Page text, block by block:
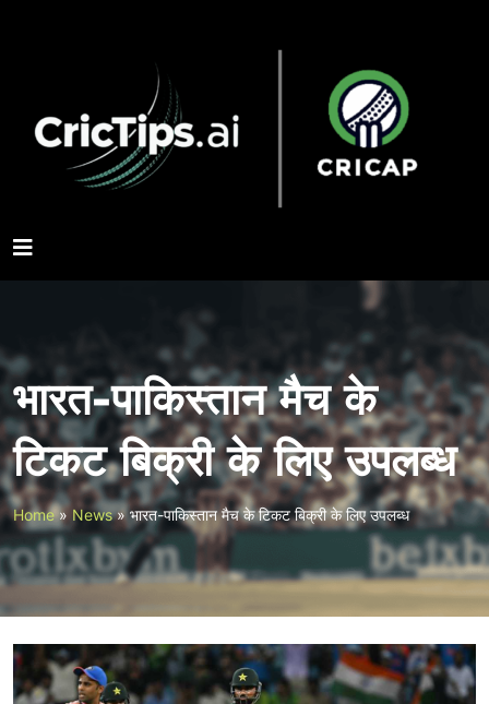
भारत-पाकिस्तान मैच के
टिकट बिक्री के लिए उपलब्ध
Home» News» भारत-पाकिस्तान मैच के टिकट बिक्री के लिए उपलब्ध